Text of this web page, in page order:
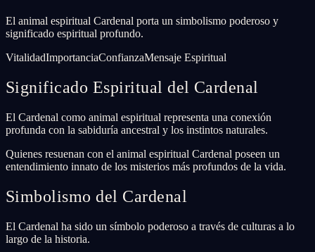
El animal espiritual Cardenal porta un simbolismo poderoso y
significado espiritual profundo.
VitalidadImportanciaConfianzaMensaje Espiritual
Significado Espiritual del Cardenal
El Cardenal como animal espiritual representa una conexión
profunda con la sabiduría ancestral y los instintos naturales.
Quienes resuenan con el animal espiritual Cardenal poseen un
entendimiento innato de los misterios más profundos de la vida.
Simbolismo del Cardenal
El Cardenal ha sido un símbolo poderoso a través de culturas a lo
largo de la historia.